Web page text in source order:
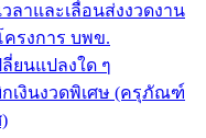
ลาและเลื่อนส่งงวดงาน
รงการ บพข.
ยนแปลงใด ๆ
เงินงวดพิเศษ (ครุภัณฑ์